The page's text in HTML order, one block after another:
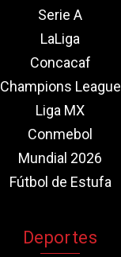
Serie A
LaLiga
Concacaf
Champions League
Liga MX
Conmebol
Mundial 2026
Fútbol de Estufa
Deportes